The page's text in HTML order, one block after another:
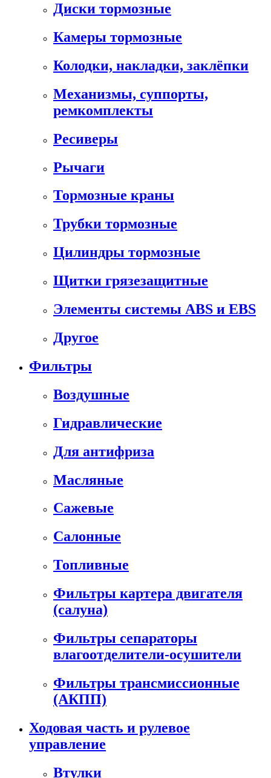
Диски тормозные
Камеры тормозные
Колодки, накладки, заклёпки
Механизмы, суппорты,
ремкомплекты
Ресиверы
Рычаги
Тормозные краны
Трубки тормозные
Цилиндры тормозные
Щитки грязезащитные
Элементы системы ABS и EBS
Другое
Фильтры
Воздушные
Гидравлические
Для антифриза
Масляные
Сажевые
Салонные
Топливные
Фильтры картера двигателя
(салуна)
Фильтры сепараторы
влагоотделители-осушители
Фильтры трансмиссионные
(АКПП)
Ходовая часть и рулевое
управление
Втулки